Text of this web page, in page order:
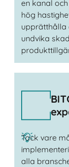
en kanal
hög
upprätthålla
undvika
Tack vare
alla